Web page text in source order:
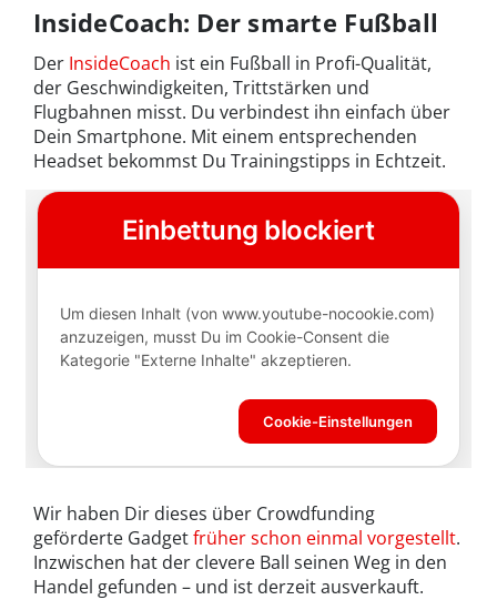
InsideCoach: Der smarte Fußball
Der InsideCoach ist ein Fußball in Profi-Qualität,
der Geschwindigkeiten, Trittstärken und
Flugbahnen misst. Du verbindest ihn einfach über
Dein Smartphone. Mit einem entsprechenden
Headset bekommst Du Trainingstipps in Echtzeit.
Wir haben Dir dieses über Crowdfunding
geförderte Gadgetfrüher schon einmal vorgestellt.
Inzwischen hat der clevere Ball seinen Weg in den
Handel gefunden – und ist derzeit ausverkauft.